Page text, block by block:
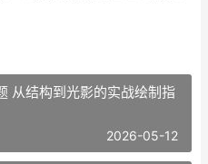
从结构到光影的实战绘制指
2026-05-12